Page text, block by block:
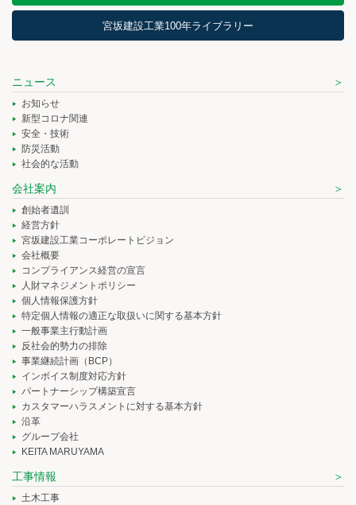
宮坂建設工業100年ライブラリー
ニュース
お知らせ
新型コロナ関連
安全・技術
防災活動
社会的な活動
会社案内
創始者遺訓
経営方針
宮坂建設工業コーポレートビジョン
会社概要
コンプライアンス経営の宣言
人財マネジメントポリシー
個人情報保護方針
特定個人情報の適正な取扱いに関する基本方針
一般事業主行動計画
反社会的勢力の排除
事業継続計画（BCP）
インボイス制度対応方針
パートナーシップ構築宣言
カスタマーハラスメントに対する基本方針
沿革
グループ会社
KEITA MARUYAMA
工事情報
土木工事